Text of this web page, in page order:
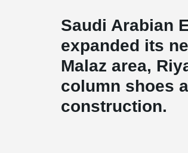
Saudi Arabian
expanded its
Malaz area,
column shoes
construction.